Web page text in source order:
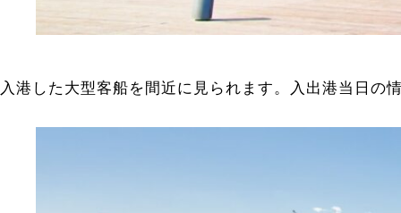
入港した大型客船を間近に見られます。入出港当日の